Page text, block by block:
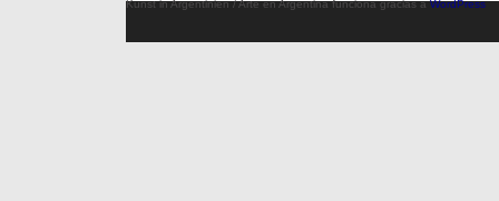
Kunst in Argentinien / Arte en Argentina funciona gracias aWordPress